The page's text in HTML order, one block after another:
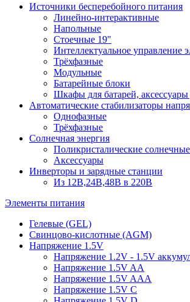
Источники бесперебойного питания
Линейно-интерактивные
Напольные
Стоечные 19"
Интеллектуальное управление
Трёхфазные
Модульные
Батарейные блоки
Шкафы для батарей,
Автоматические стабилизаторы
Однофазные
Трёхфазные
Солнечная энергия
Поликристалические
Аксессуары
Инверторы и зарядные станции
Из 12В,24В,48В в 220В
Элементы питания
Гелевые (GEL)
Свинцово-кислотные (AGM)
Напряжение 1.5V
Напряжение 1.2V - 1.5V
Напряжение 1.5V AA
Напряжение 1.5V AAA
Напряжение 1.5V C